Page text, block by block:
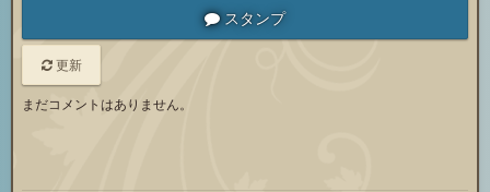
スタンプ
更新
まだコメントはありません。